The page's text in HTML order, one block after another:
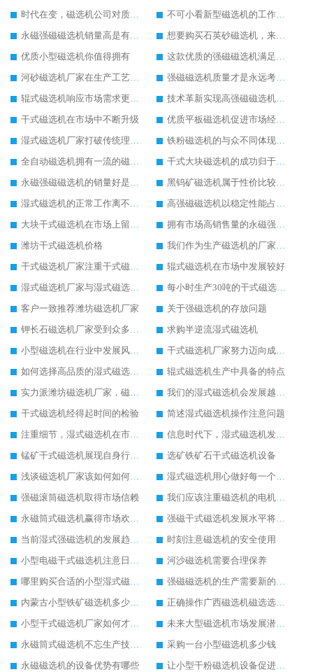
时代在变，磁选机公司对质量的要求不变
不可小看新型磁选机的工作实力
永磁强磁磁选机销量高是有迹可循的
想要购买石英砂磁选机，来潍坊华体会手机网页版-华体会(中国) 重工妥妥的
优质小型磁选机你值得拥有
这款优质的强磁磁选机满足客户需求
河砂磁选机厂家在生产工艺上的追求
强磁磁选机质量才是永远考虑的重点
辊式磁选机响应市场需求更快发展
技术革新实现高强磁磁选机脱胎换骨
干式磁选机在市场中不断升级
优质平板磁选机促进市场经济增长
湿式磁选机厂家打破传统理念探索新的商机
铁粉磁选机的与众不同体现在细节上
全自动磁选机拥有一流的磁选生产技术
干式大块磁选机的成功归于自身的创新生产
永磁强磁磁选机的销量好是因为实用性高
黑钨矿磁选机属于性价比较高的磁选机设备
湿式磁选机的正常工作离不开日常检修工作
高强磁磁选机以稳定性能占据大部分市场
大块干式磁选机在市场上留下稳定发展的足迹
拥有市场高销售量的永磁强磁磁选机
潍坊干式磁选机价格
我们作为生产磁选机的厂家始终以客户利益为主
干式磁选机厂家注重干式磁选机的质量和服务
辊式磁选机在市场中发展较好
湿式磁选机厂家与湿式磁选机价格之间的关系
每小时生产30吨的干式磁选机设备价格介绍
客户一致推荐潍坊磁选机厂家
关于强磁选机的存放问题
钾长石磁选机厂家受到众多客户欢迎
求购半逆流湿式磁选机
小型磁选机在行业中发展风生水起
干式磁选机厂家努力迈向成功之路
如何选择高品质的湿式磁选机设备
辊式磁选机生产中具备的特点
实力派潍坊磁选机厂家，磁选机设备质量就是好
我们的湿式磁选机会发展越来越好
干式磁选机经得起时间的检验
简述湿式磁选机操作注意问题
注重细节，湿式磁选机在市场发展更好
信息时代下，湿式磁选机发展潜力无穷
锰矿干式磁选机展现自身行业特色
选矿铁矿石干式磁选机设备
浅谈磁选机厂家该如何如何获得市场优势
湿式磁选机用心做好每一个生产环节
强磁滚筒磁选机取得市场信赖
我们应该注重磁选机的电机检修工作
永磁筒式磁选机赢得市场欢迎的原因
强磁干式磁选机发展水平将继续提高
当前湿式强磁选机的发展趋势与走向
时刻注意磁选机的安全使用
小型电磁干式磁选机注意日常的保养工作
河沙磁选机需要合理保养
哪里购买合适的小型湿式磁选机设备
强磁磁选机的生产需要新的思维模式
内蒙古小型铁矿磁选机多少钱一台
正确操作广西磁选机磁选选矿效果好
小型干式磁选机厂家如何才能做得更好
未来大型磁选机市场发展潜力无穷
永磁筒式磁选机不忘生产技术革新
采购一台小型磁选机多少钱
永磁磁选机的设备优势有哪些
让小型干粉磁选机设备促进您企业的成长